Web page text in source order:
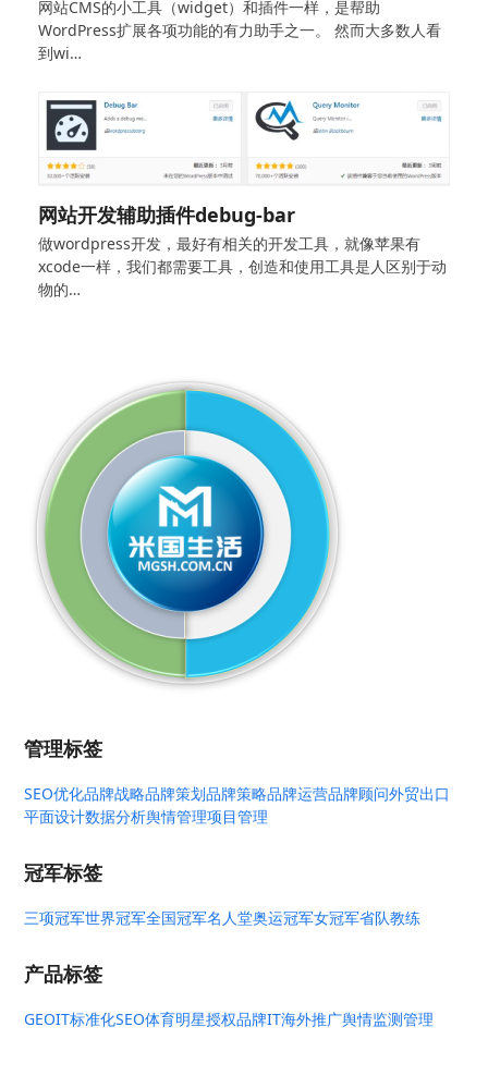
网站CMS的小工具（widget）和插件一样，是帮助
WordPress扩展各项功能的有力助手之一。 然而大多数人看
到wi…
网站开发辅助插件debug-bar
做wordpress开发，最好有相关的开发工具，就像苹果有
xcode一样，我们都需要工具，创造和使用工具是人区别于动
物的…
管理标签
SEO优化品牌战略品牌策划品牌策略品牌运营品牌顾问外贸出口
平面设计数据分析舆情管理项目管理
冠军标签
三项冠军世界冠军全国冠军名人堂奥运冠军女冠军省队教练
产品标签
GEOIT标准化SEO体育明星授权品牌IT海外推广舆情监测管理